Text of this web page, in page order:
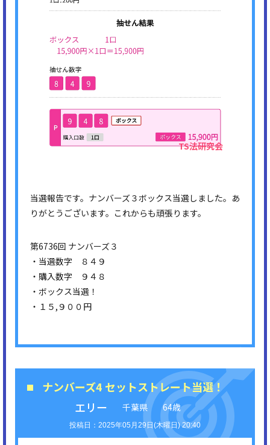
当選報告です。ナンバーズ３ボックス当選しました。あ
りがとうございます。これからも頑張ります。
第6736回 ナンバーズ３
・当選数字 ８４９
・購入数字 ９４８
・ボックス当選！
・１５,９００円
ナンバーズ4 セットストレート当選！
エリー
千葉県 64歳
2025年05月29日(木曜日) 20:40